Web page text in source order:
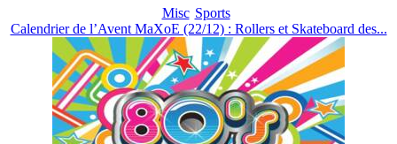
Misc Sports
Calendrier de l’Avent MaXoE (22/12) : Rollers et Skateboard des...